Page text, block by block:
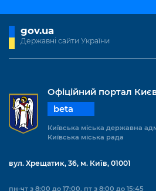
gov.ua
Державні сайти України
Офіційний портал
beta
Київська міська державна
Київська міська рада
вул. Хрещатик, 36, м. Київ, 01001
пн-чт з 8:00 до 17:00, пт з 8:00 до 15:45